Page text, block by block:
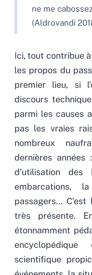
ne me
(Aldrovandi
Ici, tout contribue
les propos du
premier lieu, si
discours
parmi les causes
pas les vraies
nombreux
dernières années
d’utilisation
embarcations,
passagers...
très présente.
étonnamment
scientifique